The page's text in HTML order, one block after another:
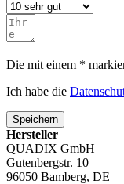
Die mit einem *
Ich habe die
Speichern
Hersteller
QUADIX GmbH
Gutenbergstr. 10
96050 Bamberg, DE